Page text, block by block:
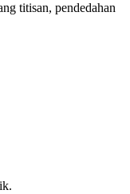
titisan, pendedahan